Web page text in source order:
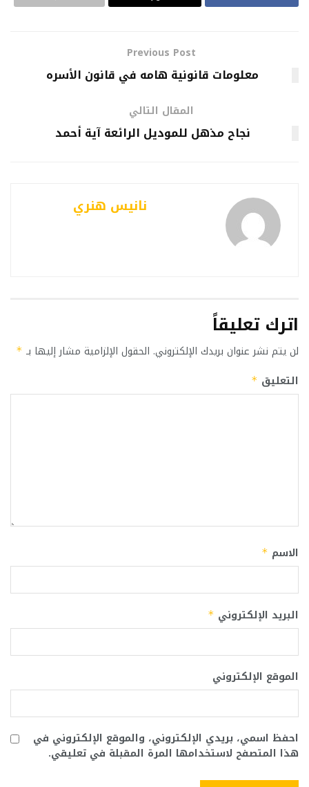
Previous Post
معلومات قانونية هامه في قانون الأسره
المقال التالي
نجاح مذهل للموديل الرائعة آية أحمد
نانيس هنري
اترك تعليقاً
لن يتم نشر عنوان بريدك الإلكتروني. الحقول الإلزامية مشار إليها بـ *
التعليق *
الاسم *
البريد الإلكتروني *
الموقع الإلكتروني
احفظ اسمي، بريدي الإلكتروني، والموقع الإلكتروني في
هذا المتصفح لاستخدامها المرة المقبلة في تعليقي.